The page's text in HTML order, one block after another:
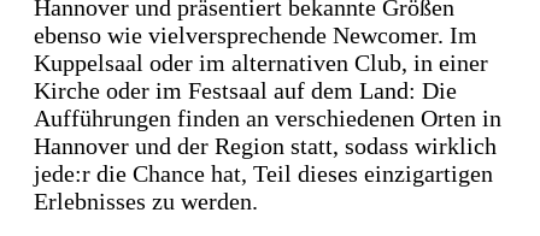
Hannover und präsentiert bekannte Größen
ebenso wie vielversprechende Newcomer. Im
Kuppelsaal oder im alternativen Club, in einer
Kirche oder im Festsaal auf dem Land: Die
Aufführungen finden an verschiedenen Orten in
Hannover und der Region statt, sodass wirklich
jede:r die Chance hat, Teil dieses einzigartigen
Erlebnisses zu werden.